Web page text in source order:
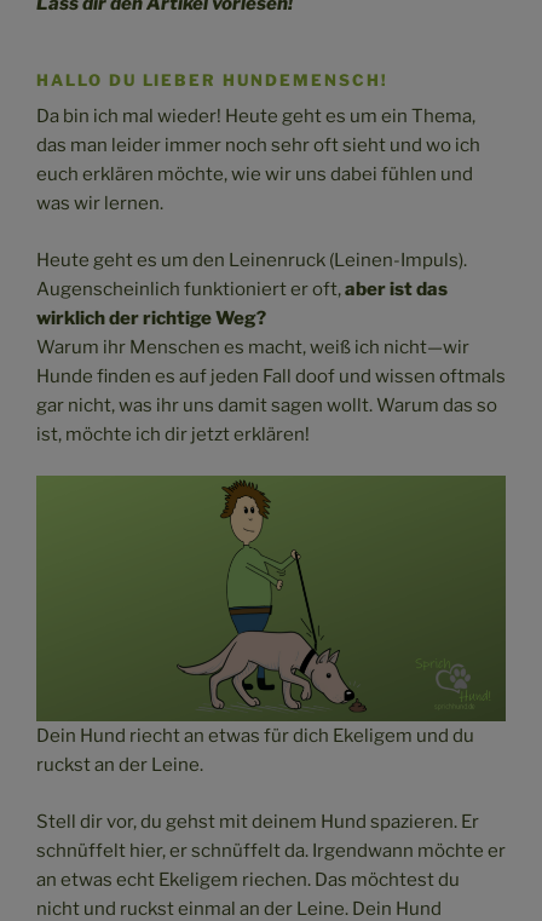
HALLO DU LIEBER HUNDEMENSCH!
Da bin ich mal wieder! Heute geht es um ein Thema,
das man leider immer noch sehr oft sieht und wo ich
euch erklären möchte, wie wir uns dabei fühlen und
was wir lernen.
Heute geht es um den Leinenruck (Leinen-Impuls).
Augenscheinlich funktioniert er oft,aber ist das
wirklich der richtige Weg?
Warum ihr Menschen es macht, weiß ich nicht—wir
Hunde finden es auf jeden Fall doof und wissen oftmals
gar nicht, was ihr uns damit sagen wollt. Warum das so
ist, möchte ich dir jetzt erklären!
Dein Hund riecht an etwas für dich Ekeligem und du
ruckst an der Leine.
Stell dir vor, du gehst mit deinem Hund spazieren. Er
schnüffelt hier, er schnüffelt da. Irgendwann möchte er
an etwas echt Ekeligem riechen. Das möchtest du
nicht und ruckst einmal an der Leine. Dein Hund